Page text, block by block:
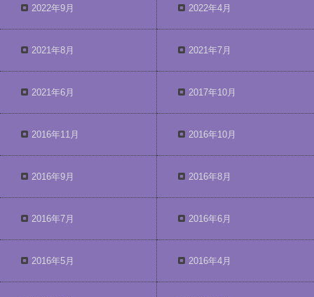
2022年9月 2022年4月
2021年8月 2021年7月
2021年6月 2017年10月
2016年11月 2016年10月
2016年9月 2016年8月
2016年7月 2016年6月
2016年5月 2016年4月